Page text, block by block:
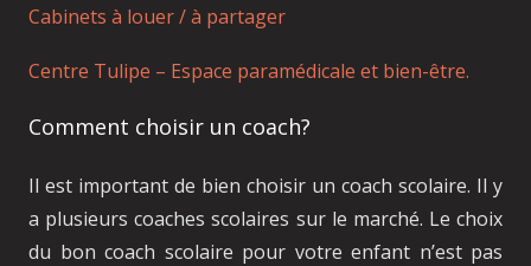
Cabinets à louer / à partager
Centre Tulipe – Espace paramédicale et bien-être.
Comment choisir un coach?
Il est important de bien choisir un coach scolaire. Il y
a plusieurs coaches scolaires sur le marché. Le choix
du bon coach scolaire pour votre enfant n’est pas